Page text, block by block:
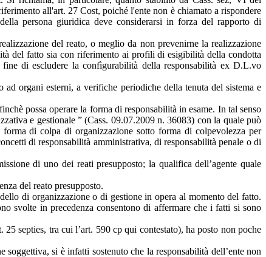
all'art. 27 Cost, poiché l'ente non è chiamato a rispondere
persona giuridica deve considerarsi in forza del rapporto di
del reato, o meglio da non prevenirne la realizzazione
del fatto sia con riferimento ai profili di esigibilità della condotta
di escludere la confìgurabilità della responsabilità ex D.L.vo
organi esterni, a verifiche periodiche della tenuta del sistema e
possa operare la forma di responsabilità in esame. In tal senso
e gestionale ” (Cass. 09.07.2009 n. 36083) con la quale può
di colpa di organizzazione sotto forma di colpevolezza per
di responsabilità amministrativa, di responsabilità penale o di
di uno dei reati presupposto; la qualifica dell’agente quale
del reato presupposto.
di organizzazione o di gestione in opera al momento del fatto.
svolte in precedenza consentono di affermare che i fatti si sono
septies, tra cui l’art. 590 cp qui contestato), ha posto non poche
si è infatti sostenuto che la responsabilità dell’ente non